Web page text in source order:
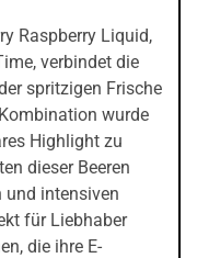
Raspberry Liquid,
verbindet die
spritzigen Frische
wurde
Highlight zu
dieser Beeren
und intensiven
für Liebhaber
die ihre E-